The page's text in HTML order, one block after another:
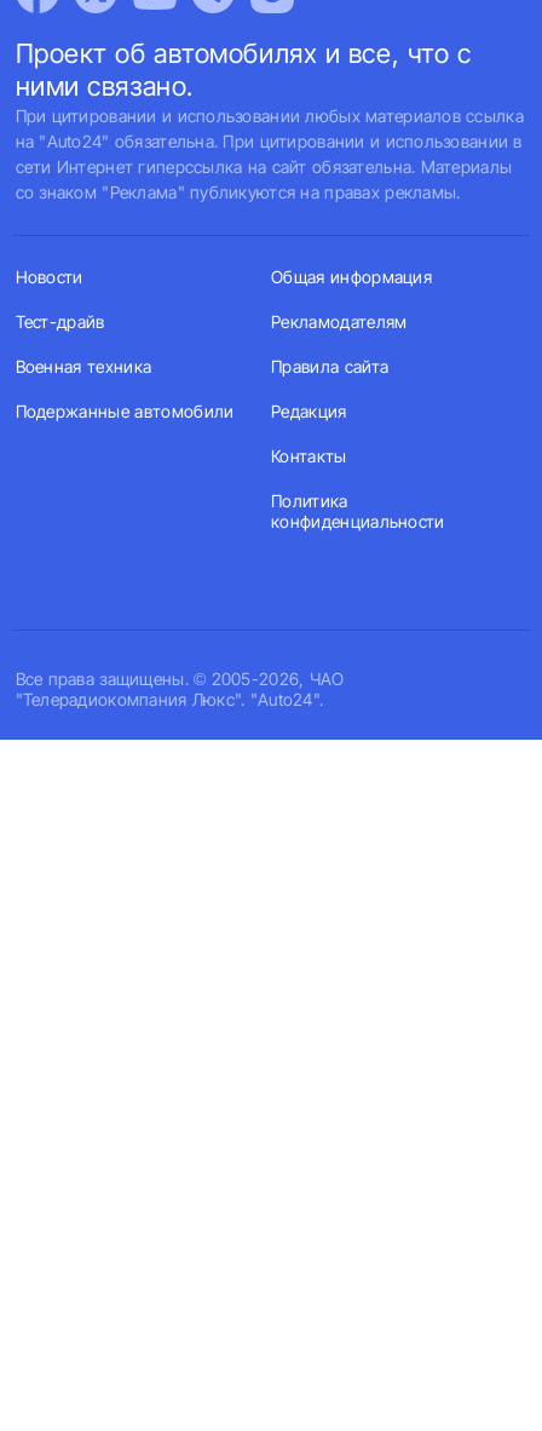
Проект об автомобилях и все, что с
ними связано.
При цитировании и использовании любых материалов ссылка
на "Auto24" обязательна. При цитировании и использовании в
сети Интернет гиперссылка на сайт обязательна. Материалы
со знаком "Реклама" публикуются на правах рекламы.
Все права защищены. © 2005-2026, ЧАО
"Телерадиокомпания Люкс". "Auto24".
Новости
Тест-драйв
Военная техника
Подержанные автомобили
Общая информация
Рекламодателям
Правила сайта
Редакция
Контакты
Политика
конфиденциальности